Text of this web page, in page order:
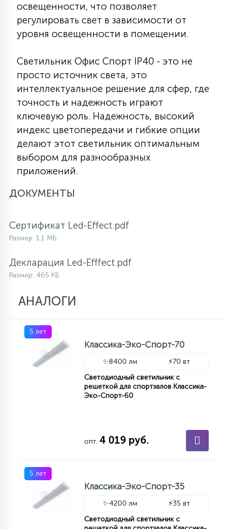
освещенности, что позволяет
регулировать свет в зависимости от
уровня освещенности в помещении.
Светильник Офис Спорт IP40 - это не
просто источник света, это
интеллектуальное решение для сфер, где
точность и надежность играют
ключевую роль. Надежность, высокий
индекс цветопередачи и гибкие опции
делают этот светильник оптимальным
выбором для разнообразных
приложений.
ДОКУМЕНТЫ
Сертификат Led-Effect.pdf
Размер: 1.1 МБ
Декларация Led-Efffect.pdf
Размер: 465 КБ
АНАЛОГИ
5 лет
Классика-Эко-Спорт-70
✨8400 лм ⚡70 вт
Светодиодный светильник с
решеткой для спортзалов Классика-
Эко-Спорт-60
опт. 4 019 руб.
5 лет
Классика-Эко-Спорт-35
✨4200 лм ⚡35 вт
Светодиодный светильник с